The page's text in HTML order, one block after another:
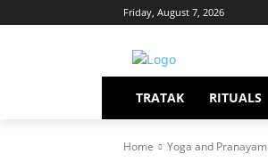
Friday, August 7, 2026
TRATAK RITUALS
Home Yoga and Pranayam